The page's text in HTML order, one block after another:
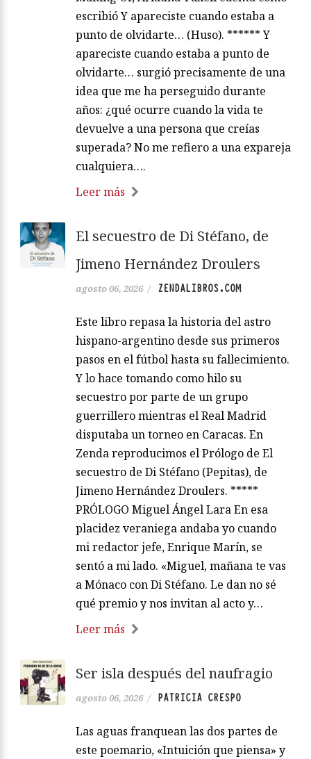
escribió Y apareciste cuando estaba a
punto de olvidarte… (Huso). ****** Y
apareciste cuando estaba a punto de
olvidarte… surgió precisamente de una
idea que me ha perseguido durante
años: ¿qué ocurre cuando la vida te
devuelve a una persona que creías
superada? No me refiero a una expareja
cualquiera….
Leer más
El secuestro de Di Stéfano, de
Jimeno Hernández Droulers
agosto 06, 2026 / ZENDALIBROS.COM
Este libro repasa la historia del astro
hispano-argentino desde sus primeros
pasos en el fútbol hasta su fallecimiento.
Y lo hace tomando como hilo su
secuestro por parte de un grupo
guerrillero mientras el Real Madrid
disputaba un torneo en Caracas. En
Zenda reproducimos el Prólogo de El
secuestro de Di Stéfano (Pepitas), de
Jimeno Hernández Droulers. *****
PRÓLOGO Miguel Ángel Lara En esa
placidez veraniega andaba yo cuando
mi redactor jefe, Enrique Marín, se
sentó a mi lado. «Miguel, mañana te vas
a Mónaco con Di Stéfano. Le dan no sé
qué premio y nos invitan al acto y…
Leer más
Ser isla después del naufragio
agosto 06, 2026 / PATRICIA CRESPO
Las aguas franquean las dos partes de
este poemario, «Intuición que piensa» y